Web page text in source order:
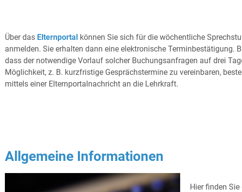
Über das Elternportal können Sie sich für die wöchentliche
anmelden. Sie erhalten dann eine elektronische Terminbestätigung.
dass der notwendige Vorlauf solcher Buchungsanfragen auf drei
Möglichkeit, z. B. kurzfristige Gesprächstermine zu vereinbaren,
mittels einer Elternportalnachricht an die Lehrkraft.
Allgemeine Informationen
Hier finden